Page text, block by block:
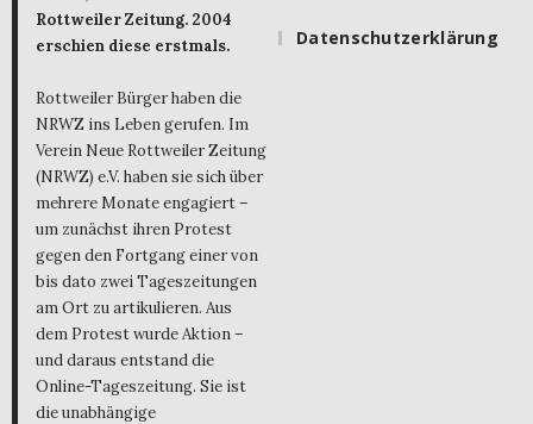
Rottweiler Zeitung. 2004
erschien diese erstmals.
Rottweiler Bürger haben die
NRWZ ins Leben gerufen. Im
Verein Neue Rottweiler Zeitung
(NRWZ) e.V. haben sie sich über
mehrere Monate engagiert –
um zunächst ihren Protest
gegen den Fortgang einer von
bis dato zwei Tageszeitungen
am Ort zu artikulieren. Aus
dem Protest wurde Aktion –
und daraus entstand die
Online-Tageszeitung. Sie ist
die unabhängige
Datenschutzerklärung